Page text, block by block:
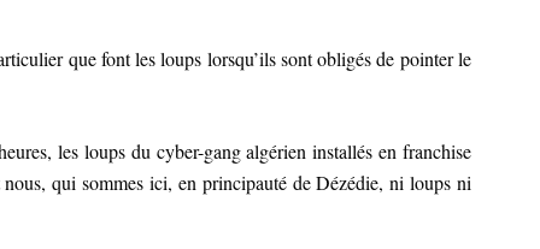
que font les loups lorsqu’ils sont obligés de pointer le
les loups du cyber-gang algérien installés en franchise
qui sommes ici, en principauté de Dézédie, ni loups ni